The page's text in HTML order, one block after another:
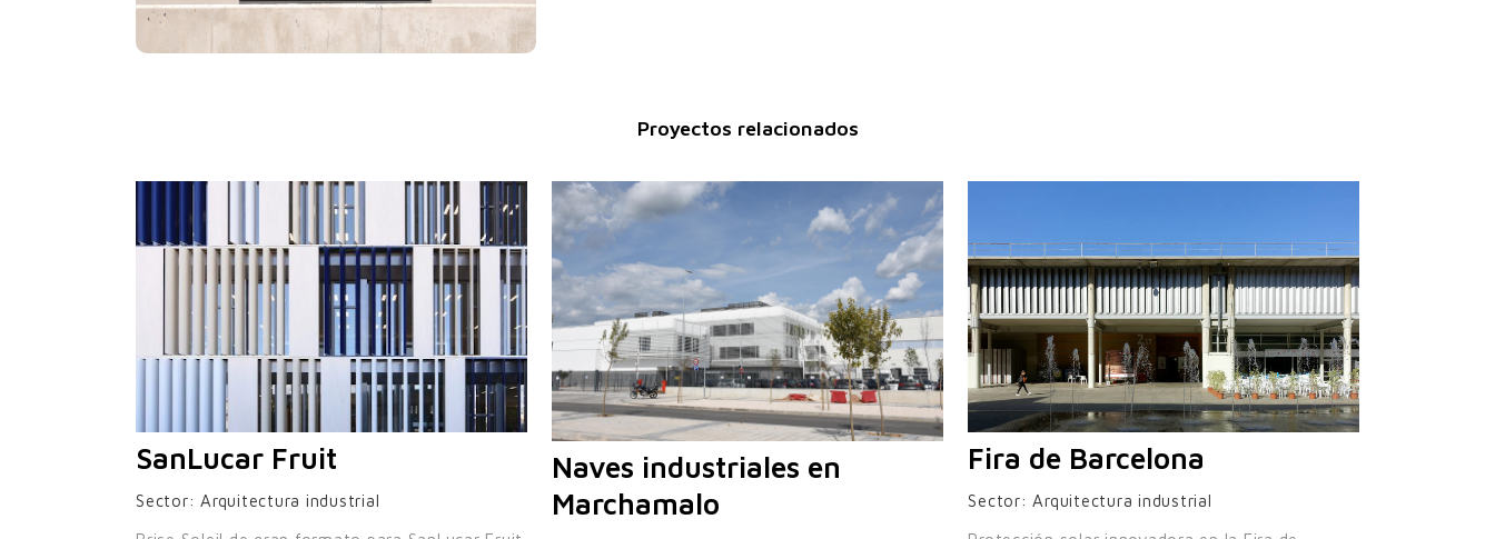
Proyectos relacionados
SanLucar Fruit
Sector: Arquitectura industrial
Naves industriales en
Marchamalo
Fira de Barcelona
Sector: Arquitectura industrial